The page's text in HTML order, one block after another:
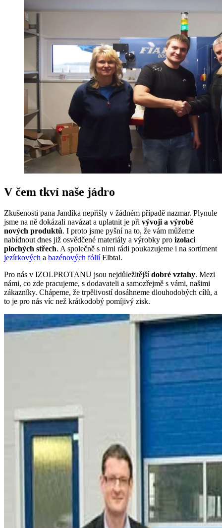
V čem tkví naše jádro
Zkušenosti pana Jandíka nepřišly v žádném případě nazmar. Plynule
jsme na ně dokázali navázat a uplatnit je při vývoji a výrobě
nových produktů. I proto jsme pyšní na to, že vám můžeme
nabídnout dnes již osvědčené materiály a výrobky pro izolaci
plochých střech. A společně s nimi rádi poukazujeme i na sortiment
jezírkových a bazénových fóliíElbtal.
Pro nás v IZOLPROTANU jsou nejdůležitějšídobré vztahy. Mezi
námi, co zde pracujeme, s dodavateli a samozřejmě s vámi, našimi
zákazníky. Chápeme, že trpělivostí dosáhneme dlouhodobých cílů, a
to je pro nás víc než krátkodobý pomíjivý zisk.